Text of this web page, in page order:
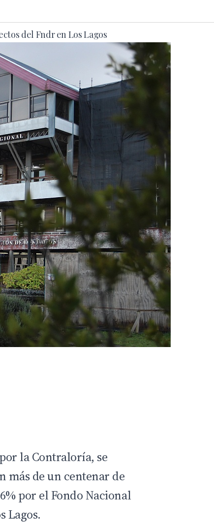
del Fndr en Los Lagos
la Contraloría, se
más de un centenar de
por el Fondo Nacional
Lagos.